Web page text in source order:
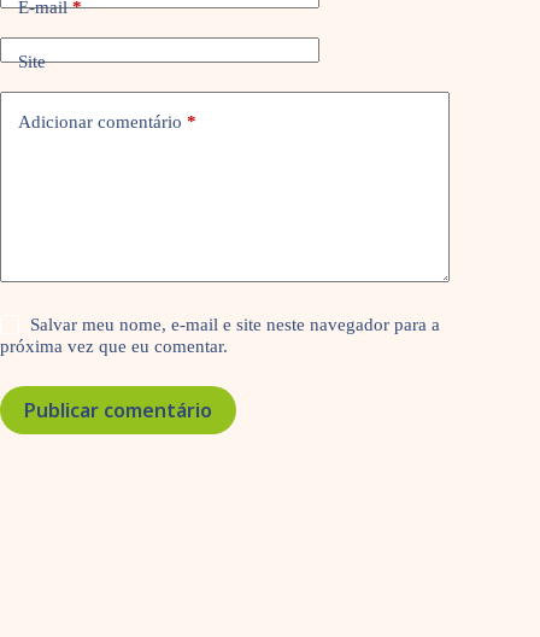
E-mail*
Site
Adicionar comentário *
Salvar meu nome, e-mail e site neste navegador para a
próxima vez que eu comentar.
Publicar comentário